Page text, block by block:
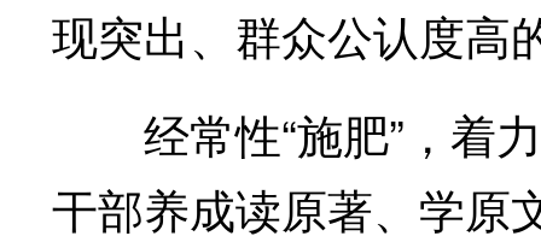
现突出、群众公认度高
经常性“施肥”，着力
干部养成读原著、学原